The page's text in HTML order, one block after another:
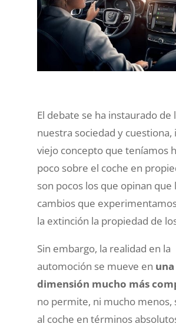
El debate se ha instaurado de
nuestra sociedad y cuestiona,
viejo concepto que teníamos
poco sobre el coche en
son pocos los que opinan que
cambios que
la extinción la propiedad de
Sin embargo, la realidad en la
automoción se mueve en una
dimensión mucho más
no permite, ni mucho menos,
al coche en términos